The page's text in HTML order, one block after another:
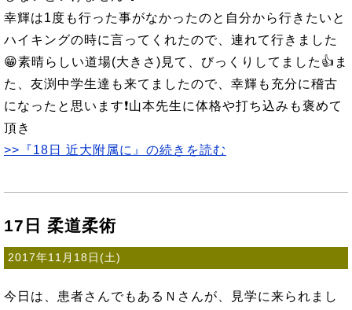
幸輝は1度も行った事がなかったのと自分から行きたいと
ハイキングの時に言ってくれたので、連れて行きました
😁素晴らしい道場(大きさ)見て、びっくりしてました👍ま
た、友渕中学生達も来てましたので、幸輝も充分に稽古
になったと思います❗山本先生に体格や打ち込みも褒めて
頂き
>>『18日 近大附属に』の続きを読む
17日 柔道柔術
2017年11月18日(土)
今日は、患者さんでもあるＮさんが、見学に来られまし